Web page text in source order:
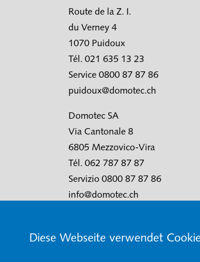
Diese Webseite verwendet
Route de la Z. I.
du Verney 4
1070 Puidoux
Tél. 021 635 13 23
Service 0800 87 87 86
puidoux@domotec.ch
Domotec SA
Via Cantonale 8
6805 Mezzovico-Vira
Tél. 062 787 87 87
Servizio 0800 87 87 86
info@domotec.ch